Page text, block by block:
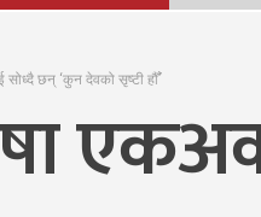
सोध्दै छन् ‘कुन देवको सृष्टी हौँ’